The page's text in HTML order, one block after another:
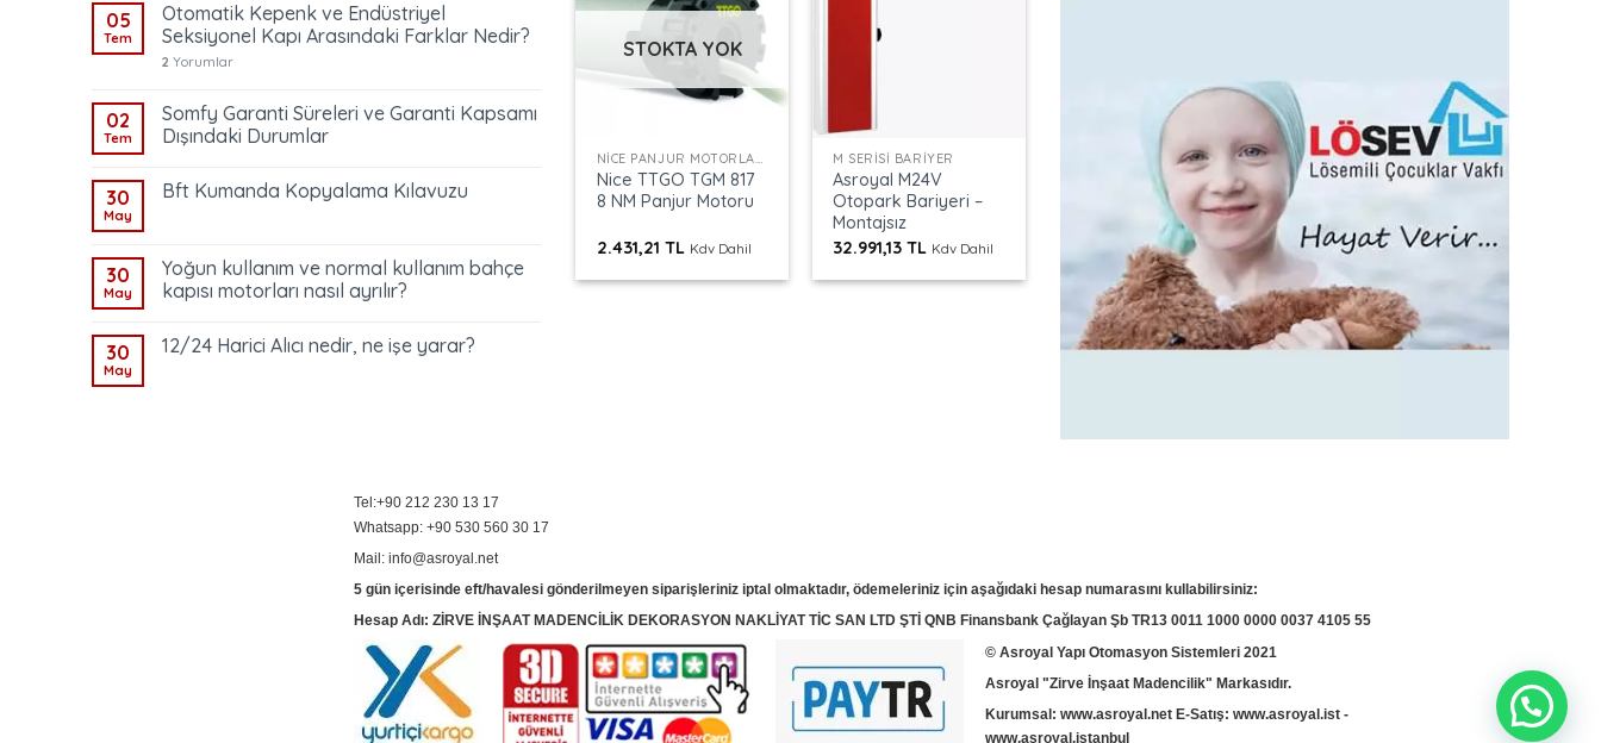
05
Tem
Otomatik Kepenk ve Endüstriyel
Seksiyonel Kapı Arasındaki Farklar Nedir?
2 Yorumlar
02
Tem
Somfy Garanti Süreleri ve Garanti Kapsamı
Dışındaki Durumlar
30
May
Bft Kumanda Kopyalama Kılavuzu
30
May
Yoğun kullanım ve normal kullanım bahçe
kapısı motorları nasıl ayrılır?
30
May
12/24 Harici Alıcı nedir, ne işe yarar?
STOKTA YOK
NICE PANJUR MOTORLARI
Nice TTGO TGM 817
8 NM Panjur Motoru
2.431,21 TL Kdv Dahil
M SERISI BARIYER
Asroyal M24V
Otopark Bariyeri –
Montajsız
32.991,13TL Kdv Dahil
Tel:+90 212 230 13 17
Whatsapp: +90 530 560 30 17
Mail: info@asroyal.net
5 gün içerisinde eft/havalesi gönderilmeyen siparişleriniz iptal olmaktadır, ödemeleriniz için aşağıdaki hesap numarasını kullabilirsiniz:
Hesap Adı: ZİRVE İNŞAAT MADENCİLİK DEKORASYON NAKLİYAT TİC SAN LTD ŞTİ QNB Finansbank Çağlayan Şb TR13 0011 1000 0000 0037 4105 55
© Asroyal Yapı Otomasyon Sistemleri 2021
Asroyal "Zirve İnşaat Madencilik" Markasıdır.
Kurumsal: www.asroyal.net E-Satış: www.asroyal.ist -
www.asroyal.istanbul